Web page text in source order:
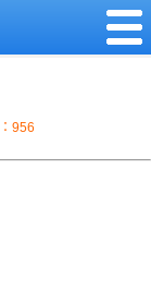
956